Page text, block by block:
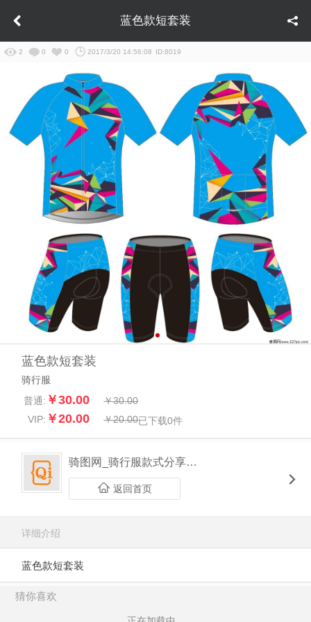
蓝色款短套装
2 0 0 2017/3/20 14:56:08 ID:8019
蓝色款短套装
骑行服
普通: ￥30.00
￥30.00
VIP: ￥20.00 ￥20.00已下载0件
骑图网_骑行服款式分享平台
返回首页
详细介绍
蓝色款短套装
猜你喜欢